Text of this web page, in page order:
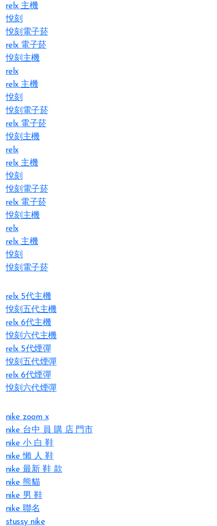
relx 主機
悅刻
悅刻電子菸
relx 電子菸
悅刻主機
relx
relx 主機
悅刻
悅刻電子菸
relx 電子菸
悅刻主機
relx
relx 主機
悅刻
悅刻電子菸
relx 電子菸
悅刻主機
relx
relx 主機
悅刻
悅刻電子菸
relx 5代主機
悅刻五代主機
relx 6代主機
悅刻六代主機
relx 5代煙彈
悅刻五代煙彈
relx 6代煙彈
悅刻六代煙彈
nike zoom x
nike 台中 員 購 店 門市
nike 小 白 鞋
nike 懶 人 鞋
nike 最新 鞋 款
nike 熊貓
nike 男 鞋
nike 聯名
stussy nike